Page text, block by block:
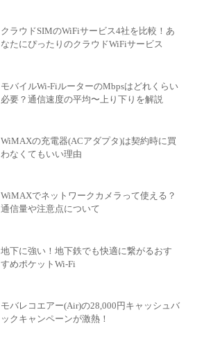
クラウドSIMのWiFiサービス4社を比較！あ
なたにぴったりのクラウドWiFiサービス
モバイルWi-FiルーターのMbpsはどれくらい
必要？通信速度の平均〜上り下りを解説
WiMAXの充電器(ACアダプタ)は契約時に買
わなくてもいい理由
WiMAXでネットワークカメラって使える？
通信量や注意点について
地下に強い！地下鉄でも快適に繋がるおす
すめポケットWi-Fi
モバレコエアー(Air)の28,000円キャッシュバ
ックキャンペーンが激熱！